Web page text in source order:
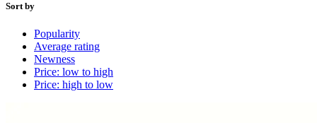
Sort by
Popularity
Average rating
Newness
Price: low to high
Price: high to low